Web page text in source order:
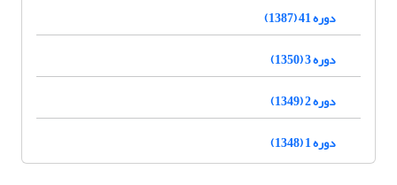
دوره 41 (1387)
دوره 3 (1350)
دوره 2 (1349)
دوره 1 (1348)